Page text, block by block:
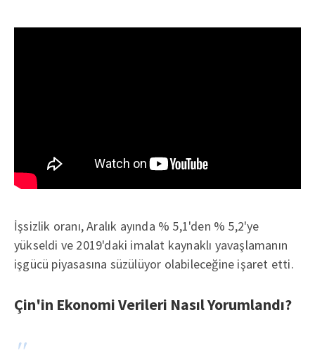
İşsizlik oranı, Aralık ayında % 5,1'den % 5,2'ye
yükseldi ve 2019'daki imalat kaynaklı yavaşlamanın
işgücü piyasasına süzülüyor olabileceğine işaret etti.
Çin'in Ekonomi Verileri Nasıl Yorumlandı?